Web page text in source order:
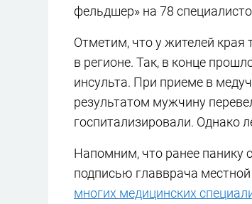
фельдшер» на 78
Отметим, что у жителей края
в регионе. Так, в конце
инсульта. При приеме в
результатом мужчину
госпитализировали. Однако
Напомним, что ранее панику
подписью главврача
многих медицинских